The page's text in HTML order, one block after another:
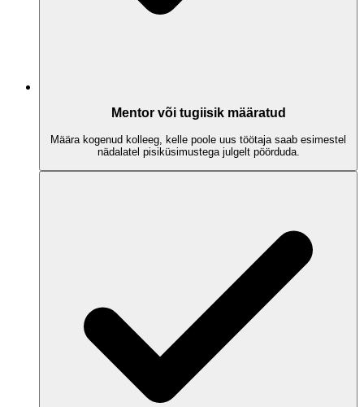
Mentor või tugiisik määratud
Määra kogenud kolleeg, kelle poole uus töötaja saab esimestel
nädalatel pisiküsimustega julgelt pöörduda.